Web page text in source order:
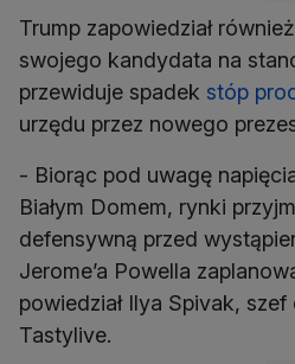
Trump zapowiedział
swojego kandydata na
przewiduje spadek stóp
urzędu przez nowego
- Biorąc pod uwagę
Białym Domem, rynki
defensywną przed
Jerome’a Powella
powiedział Ilya Spivak,
Tastylive.